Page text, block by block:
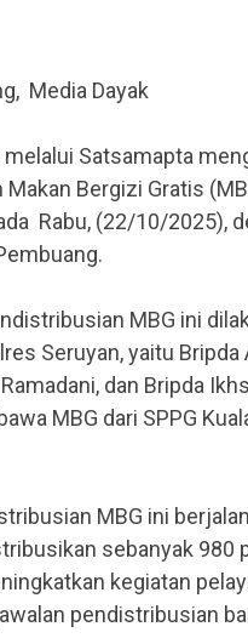
Media Dayak
Satsamapta
Bergizi Gratis
Rabu, (22/10/2025),
MBG ini
Seruyan, yaitu Bripda
dan Bripda
MBG dari SPPG
MBG ini
sebanyak
kegiatan
pendistribusian